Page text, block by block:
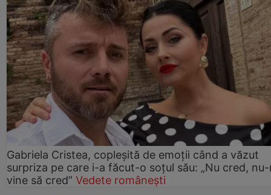
Gabriela Cristea, copleșită de emoții când a văzut
surpriza pe care i-a făcut-o soțul său: „Nu cred,
vine să cred” Vedete românești